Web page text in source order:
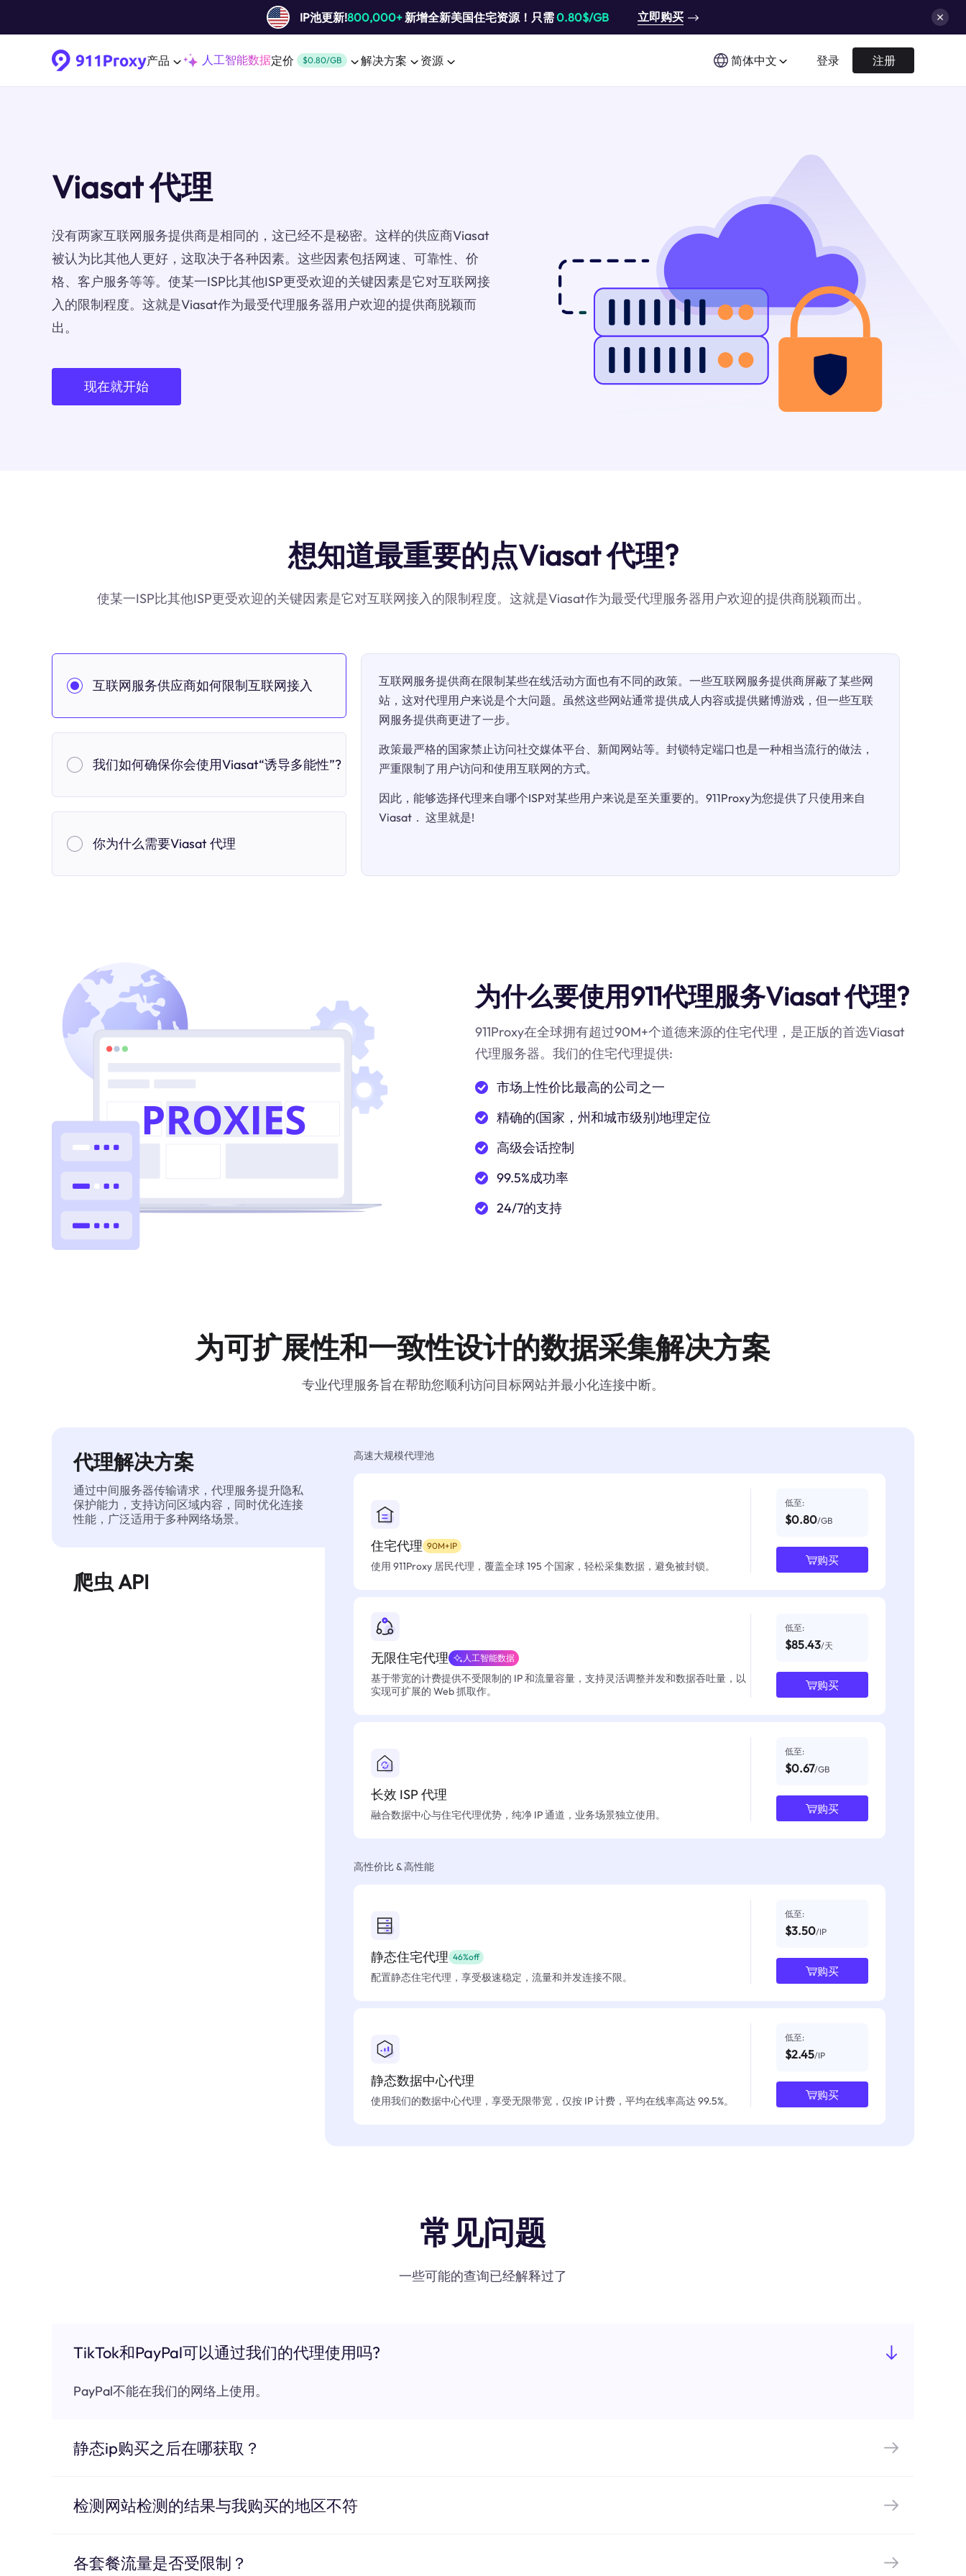
IP池更新!800,000+新增全新美国住宅资源！只需0.80$/GB 立即购买
产品 人工智能数据定价 $0.80/GB 解决方案 资源 简体中文 登录 注册
Viasat 代理
没有两家互联网服务提供商是相同的，这已经不是秘密。这样的供应商Viasat
被认为比其他人更好，这取决于各种因素。这些因素包括网速、可靠性、价
格、客户服务等等。使某一ISP比其他ISP更受欢迎的关键因素是它对互联网接
入的限制程度。这就是Viasat作为最受代理服务器用户欢迎的提供商脱颖而
出。
现在就开始
想知道最重要的点Viasat 代理?
使某一ISP比其他ISP更受欢迎的关键因素是它对互联网接入的限制程度。这就是Viasat作为最受代理服务器用户欢迎的提供商脱颖而出。
互联网服务供应商如何限制互联网接入
我们如何确保你会使用Viasat“诱导多能性”?
你为什么需要Viasat 代理
互联网服务提供商在限制某些在线活动方面也有不同的政策。一些互联网服务提供商屏蔽了某些网
站，这对代理用户来说是个大问题。虽然这些网站通常提供成人内容或提供赌博游戏，但一些互联
网服务提供商更进了一步。
政策最严格的国家禁止访问社交媒体平台、新闻网站等。封锁特定端口也是一种相当流行的做法，
严重限制了用户访问和使用互联网的方式。
因此，能够选择代理来自哪个ISP对某些用户来说是至关重要的。911Proxy为您提供了只使用来自
Viasat． 这里就是!
为什么要使用911代理服务Viasat 代理?
911Proxy在全球拥有超过90M+个道德来源的住宅代理，是正版的首选Viasat
代理服务器。我们的住宅代理提供:
市场上性价比最高的公司之一
精确的(国家，州和城市级别)地理定位
高级会话控制
99.5%成功率
24/7的支持
为可扩展性和一致性设计的数据采集解决方案
专业代理服务旨在帮助您顺利访问目标网站并最小化连接中断。
代理解决方案
通过中间服务器传输请求，代理服务提升隐私
保护能力，支持访问区域内容，同时优化连接
性能，广泛适用于多种网络场景。
爬虫 API
高速大规模代理池
住宅代理 90M+IP
使用 911Proxy 居民代理，覆盖全球 195 个国家，轻松采集数据，避免被封锁。
低至:
$0.80/GB
购买
无限住宅代理 人工智能数据
基于带宽的计费提供不受限制的 IP 和流量容量，支持灵活调整并发和数据吞吐量，以
实现可扩展的 Web 抓取作。
低至:
$85.43/天
购买
长效 ISP 代理
融合数据中心与住宅代理优势，纯净 IP 通道，业务场景独立使用。
低至:
$0.67/GB
购买
高性价比 & 高性能
静态住宅代理 46%off
配置静态住宅代理，享受极速稳定，流量和并发连接不限。
低至:
$3.50/IP
购买
静态数据中心代理
使用我们的数据中心代理，享受无限带宽，仅按 IP 计费，平均在线率高达 99.5%。
低至:
$2.45/IP
购买
常见问题
一些可能的查询已经解释过了
TikTok和PayPal可以通过我们的代理使用吗?
PayPal不能在我们的网络上使用。
静态ip购买之后在哪获取？
检测网站检测的结果与我购买的地区不符
各套餐流量是否受限制？